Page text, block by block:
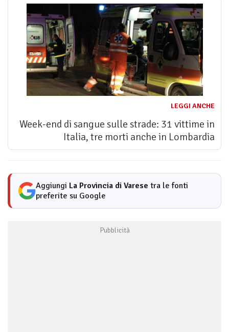
LEGGI ANCHE
Week-end di sangue sulle strade: 31 vittime in
Italia, tre morti anche in Lombardia
Aggiungi La Provincia di Varese tra le fonti
preferite su Google